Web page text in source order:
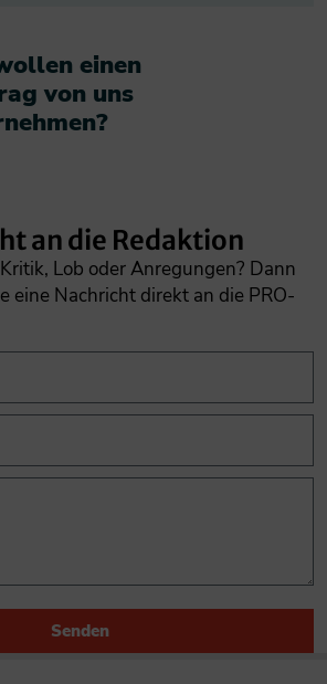
einen
von uns
an die Redaktion
Lob oder Anregungen? Dann
eine Nachricht direkt an die PRO-
Senden